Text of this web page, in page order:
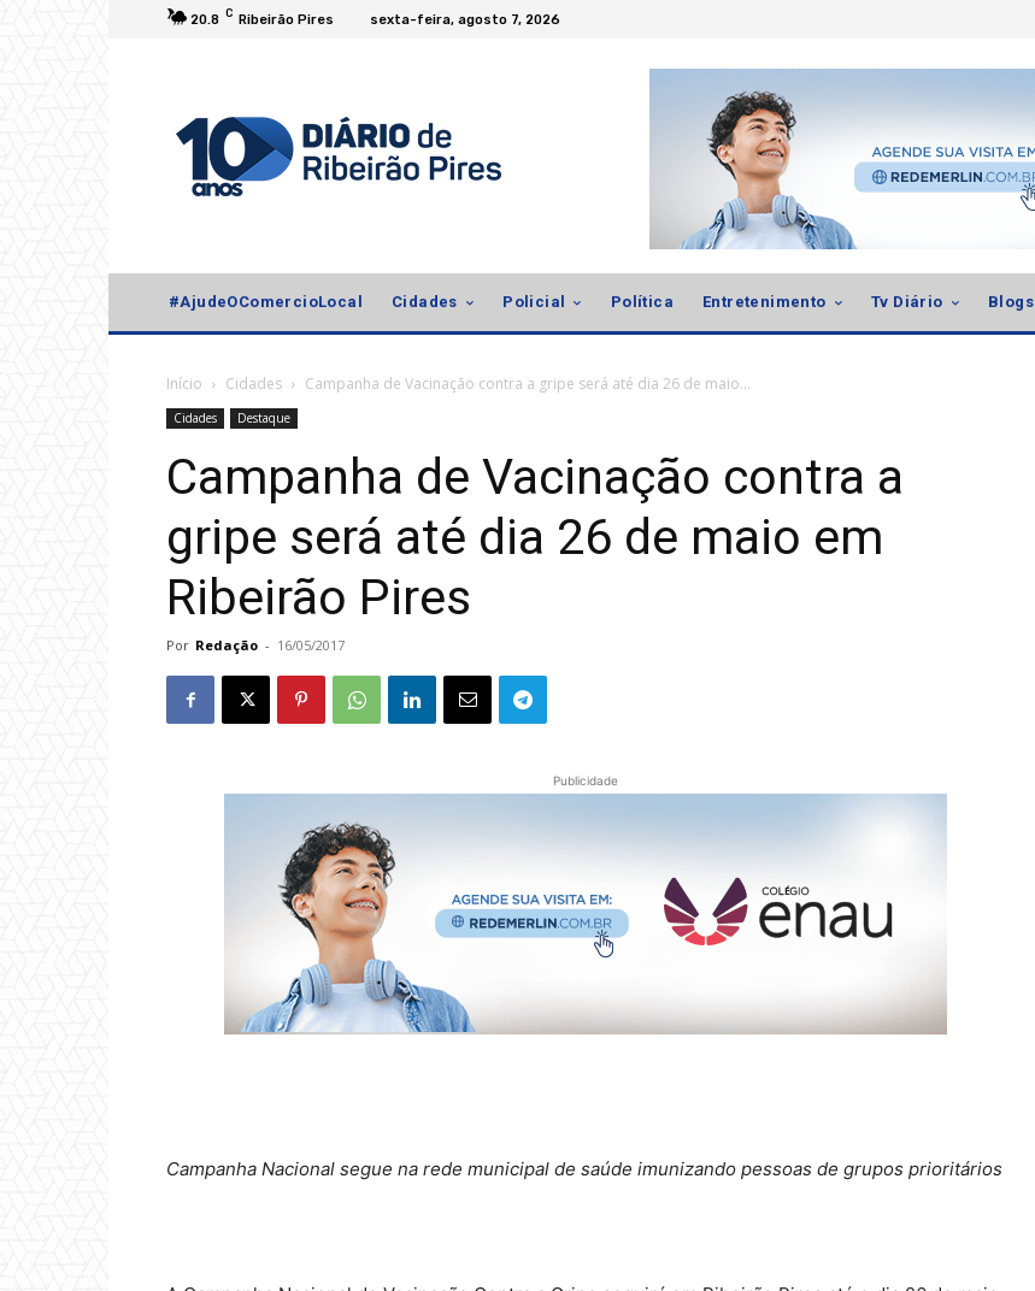
20.8 C Ribeirão Pires sexta-feira, agosto 7, 2026
#AjudeOComercioLocal Cidades Policial Política Entretenimento Tv Diário Blogs
Início Cidades Campanha de Vacinação contra a gripe será até dia 26 de maio...
Cidades Destaque
Campanha de Vacinação contra a
gripe será até dia 26 de maio em
Ribeirão Pires
Por Redação - 16/05/2017
Publicidade
Campanha Nacional segue na rede municipal de saúde imunizando pessoas de grupos prioritários